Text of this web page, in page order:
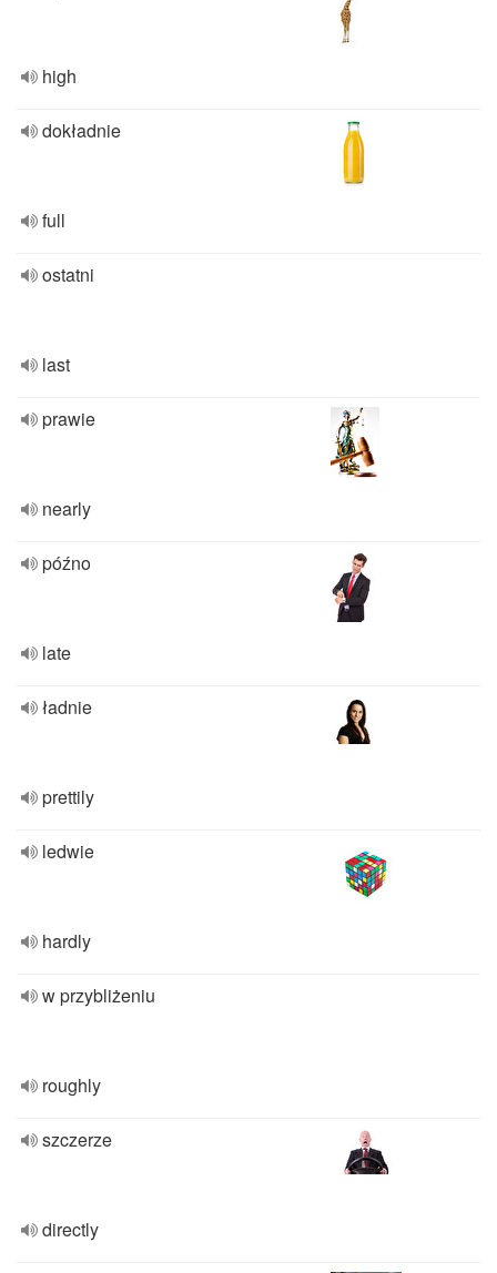
high
dokładnie
full
ostatni
last
prawie
nearly
późno
late
ładnie
prettily
ledwie
hardly
w przybliżeniu
roughly
szczerze
directly